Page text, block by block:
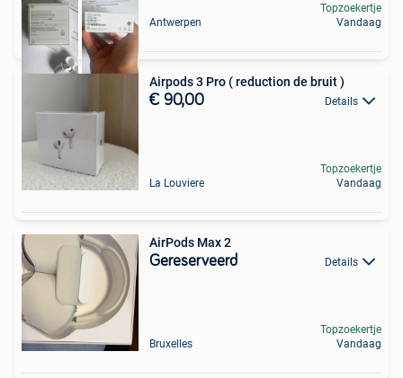
Antwerpen
Topzoekertje
Vandaag
Airpods 3 Pro ( reduction de bruit )
€ 90,00 Details
La Louviere
Topzoekertje
Vandaag
AirPods Max 2
Gereserveerd Details
Bruxelles
Topzoekertje
Vandaag